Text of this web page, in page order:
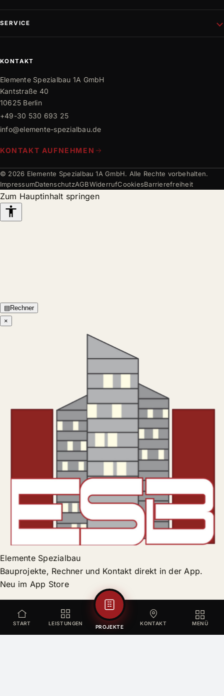
Gewerbebau
SERVICE
FAQ
KONTAKT
Elemente Spezialbau 1A GmbH
Kantstraße 40
10625 Berlin
+49-30 530 693 25
info@elemente-spezialbau.de
KONTAKT AUFNEHMEN
© 2026 Elemente Spezialbau 1A GmbH. Alle Rechte vorbehalten.
ImpressumDatenschutzAGBWiderrufCookiesBarrierefreiheit
START LEISTUNGEN
PROJEKTE
KONTAKT MENÜ
Zum Hauptinhalt springen
Barrierefreiheits-
▤Rechner
×
Elemente Spezialbau
Bauprojekte, Rechner und Kontakt direkt in der App.
Neu im App Store